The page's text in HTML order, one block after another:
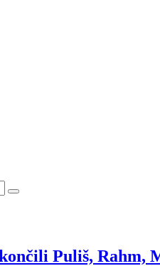
Puliš, Rahm,